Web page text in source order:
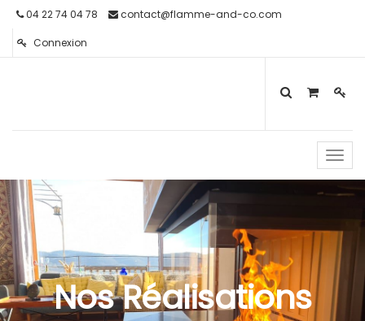
04 22 74 04 78 contact@flamme-and-co.com
Connexion
Nos Réalisations